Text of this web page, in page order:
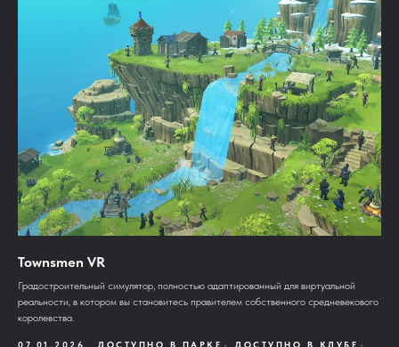
Townsmen VR
Градостроительный симулятор, полностью адаптированный для виртуальной
реальности, в котором вы становитесь правителем собственного средневекового
королевства.
07.01.2026 ДОСТУПНО В ПАРКЕ ДОСТУПНО В КЛУБЕ